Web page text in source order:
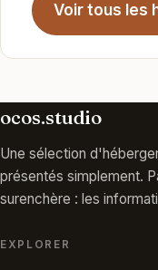
Voir tous les
ocos.studio
Une sélection
présentés simplement.
surenchère : les
EXPLORER